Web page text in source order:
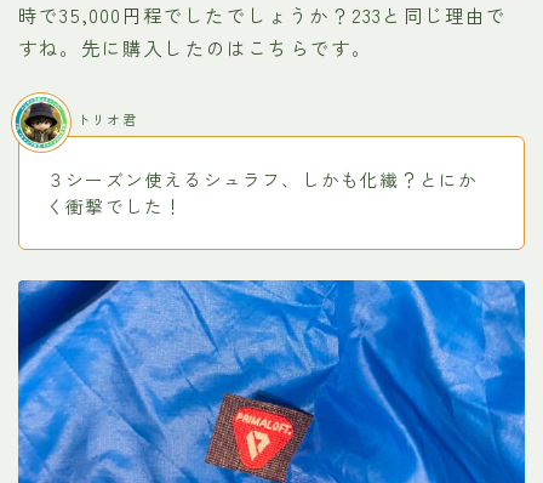
時で35,000円程でしたでしょうか？233と同じ理由で
すね。先に購入したのはこちらです。
３シーズン使えるシュラフ、しかも化繊？とにか
く衝撃でした！
トリオ君